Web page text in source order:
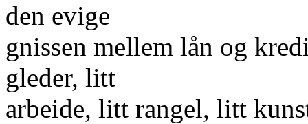
den evige
gnissen mellem lån og
gleder, litt
arbeide, litt rangel, litt